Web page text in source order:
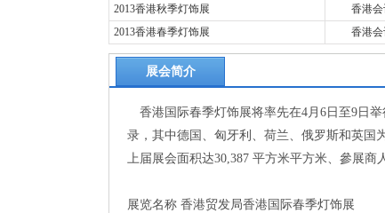
2013香港秋季灯饰展
香港
2013香港春季灯饰展
香港
展会简介
香港国际春季灯饰展将率先在4月6日至9日
录，其中德国、匈牙利、荷兰、俄罗斯和英国
上届展会面积达30,387 平方米平方米、參展商
展览名称 香港贸发局香港国际春季灯饰展